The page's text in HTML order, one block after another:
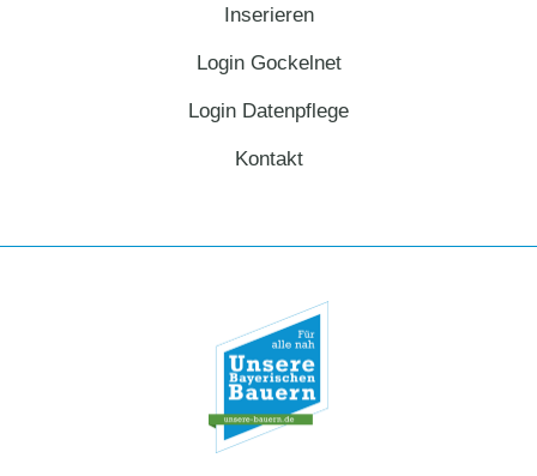
Inserieren
Login Gockelnet
Login Datenpflege
Kontakt